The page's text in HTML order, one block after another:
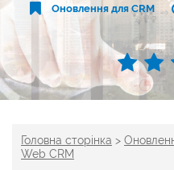
Оновлення для CRM
Головна сторінка >
Web CRM